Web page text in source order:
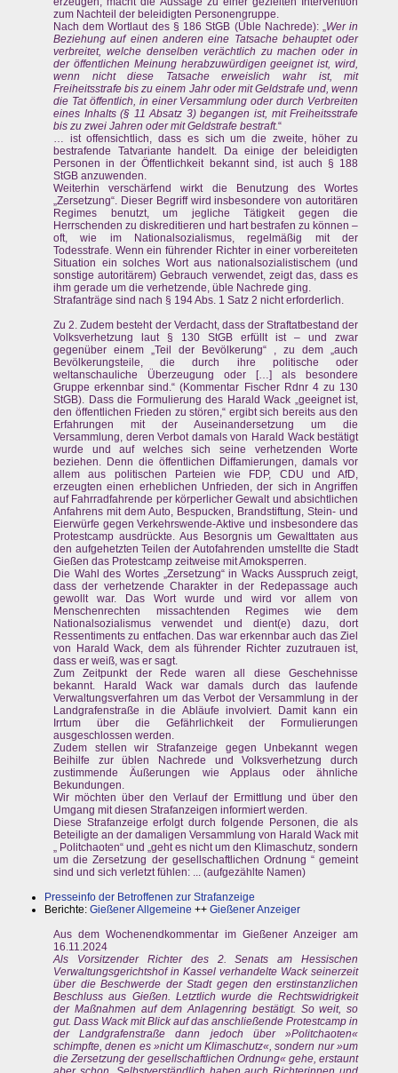
zum Nachteil der beleidigten Personengruppe.
Nach dem Wortlaut des § 186 StGB (Üble Nachrede): „ Wer in
Beziehung auf einen anderen eine Tatsache behauptet oder
verbreitet, welche denselben verächtlich zu machen oder in
der öffentlichen Meinung herabzuwürdigen geeignet ist, wird,
wenn nicht diese Tatsache erweislich wahr ist, mit
Freiheitsstrafe bis zu einem Jahr oder mit Geldstrafe und, wenn
die Tat öffentlich, in einer Versammlung oder durch Verbreiten
eines Inhalts (§ 11 Absatz 3) begangen ist, mit Freiheitsstrafe
bis zu zwei Jahren oder mit Geldstrafe bestraft.“
… ist offensichtlich, dass es sich um die zweite, höher zu
bestrafende Tatvariante handelt. Da einige der beleidigten
Personen in der Öffentlichkeit bekannt sind, ist auch § 188
StGB anzuwenden.
Weiterhin verschärfend wirkt die Benutzung des Wortes
„Zersetzung“. Dieser Begriff wird insbesondere von autoritären
Regimes benutzt, um jegliche Tätigkeit gegen die
Herrschenden zu diskreditieren und hart bestrafen zu können –
oft, wie im Nationalsozialismus, regelmäßig mit der
Todesstrafe. Wenn ein führender Richter in einer vorbereiteten
Situation ein solches Wort aus nationalsozialistischem (und
sonstige autoritärem) Gebrauch verwendet, zeigt das, dass es
ihm gerade um die verhetzende, üble Nachrede ging.
Strafanträge sind nach § 194 Abs. 1 Satz 2 nicht erforderlich.
Zu 2. Zudem besteht der Verdacht, dass der Straftatbestand der
Volksverhetzung laut § 130 StGB erfüllt ist – und zwar
gegenüber einem „Teil der Bevölkerung“ , zu dem „auch
Bevölkerungsteile, die durch ihre politische oder
weltanschauliche Überzeugung oder […] als besondere
Gruppe erkennbar sind.“ (Kommentar Fischer Rdnr 4 zu 130
StGB). Dass die Formulierung des Harald Wack „geeignet ist,
den öffentlichen Frieden zu stören,“ ergibt sich bereits aus den
Erfahrungen mit der Auseinandersetzung um die
Versammlung, deren Verbot damals von Harald Wack bestätigt
wurde und auf welches sich seine verhetzenden Worte
beziehen. Denn die öffentlichen Diffamierungen, damals vor
allem aus politischen Parteien wie FDP, CDU und AfD,
erzeugten einen erheblichen Unfrieden, der sich in Angriffen
auf Fahrradfahrende per körperlicher Gewalt und absichtlichen
Anfahrens mit dem Auto, Bespucken, Brandstiftung, Stein- und
Eierwürfe gegen Verkehrswende-Aktive und insbesondere das
Protestcamp ausdrückte. Aus Besorgnis um Gewalttaten aus
den aufgehetzten Teilen der Autofahrenden umstellte die Stadt
Gießen das Protestcamp zeitweise mit Amoksperren.
Die Wahl des Wortes „Zersetzung“ in Wacks Ausspruch zeigt,
dass der verhetzende Charakter in der Redepassage auch
gewollt war. Das Wort wurde und wird vor allem von
Menschenrechten missachtenden Regimes wie dem
Nationalsozialismus verwendet und dient(e) dazu, dort
Ressentiments zu entfachen. Das war erkennbar auch das Ziel
von Harald Wack, dem als führender Richter zuzutrauen ist,
dass er weiß, was er sagt.
Zum Zeitpunkt der Rede waren all diese Geschehnisse
bekannt. Harald Wack war damals durch das laufende
Verwaltungsverfahren um das Verbot der Versammlung in der
Landgrafenstraße in die Abläufe involviert. Damit kann ein
Irrtum über die Gefährlichkeit der Formulierungen
ausgeschlossen werden.
Zudem stellen wir Strafanzeige gegen Unbekannt wegen
Beihilfe zur üblen Nachrede und Volksverhetzung durch
zustimmende Äußerungen wie Applaus oder ähnliche
Bekundungen.
Wir möchten über den Verlauf der Ermittlung und über den
Umgang mit diesen Strafanzeigen informiert werden.
Diese Strafanzeige erfolgt durch folgende Personen, die als
Beteiligte an der damaligen Versammlung von Harald Wack mit
„ Politchaoten“ und „geht es nicht um den Klimaschutz, sondern
um die Zersetzung der gesellschaftlichen Ordnung “ gemeint
sind und sich verletzt fühlen: ... (aufgezählte Namen)
Presseinfo der Betroffenen zur Strafanzeige
Berichte: Gießener Allgemeine ++ Gießener Anzeiger
Aus dem Wochenendkommentar im Gießener Anzeiger am
16.11.2024
Als Vorsitzender Richter des 2. Senats am Hessischen
Verwaltungsgerichtshof in Kassel verhandelte Wack seinerzeit
über die Beschwerde der Stadt gegen den erstinstanzlichen
Beschluss aus Gießen. Letztlich wurde die Rechtswidrigkeit
der Maßnahmen auf dem Anlagenring bestätigt. So weit, so
gut. Dass Wack mit Blick auf das anschließende Protestcamp in
der Landgrafenstraße dann jedoch über »Politchaoten«
schimpfte, denen es »nicht um Klimaschutz«, sondern nur »um
die Zersetzung der gesellschaftlichen Ordnung« gehe, erstaunt